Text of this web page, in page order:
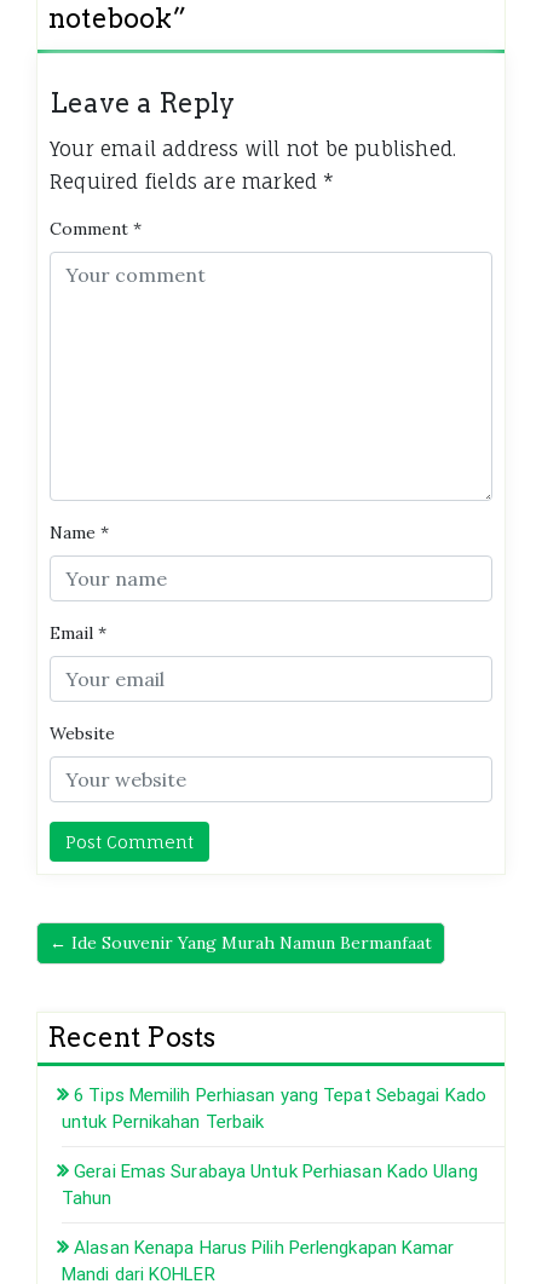
notebook”
Leave a Reply
Your email address will not be published.
Required fields are marked *
Comment *
Name *
Email *
Website
← Ide Souvenir Yang Murah Namun Bermanfaat
Recent Posts
6 Tips Memilih Perhiasan yang Tepat Sebagai Kado
untuk Pernikahan Terbaik
Gerai Emas Surabaya Untuk Perhiasan Kado Ulang
Tahun
Alasan Kenapa Harus Pilih Perlengkapan Kamar
Mandi dari KOHLER